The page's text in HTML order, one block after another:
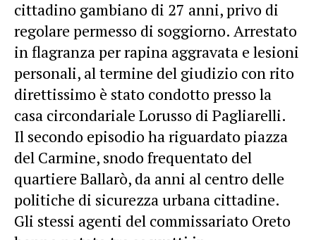
cittadino gambiano di 27 anni, privo di
regolare permesso di soggiorno. Arrestato
in flagranza per rapina aggravata e lesioni
personali, al termine del giudizio con rito
direttissimo è stato condotto presso la
casa circondariale Lorusso di Pagliarelli.
Il secondo episodio ha riguardato piazza
del Carmine, snodo frequentato del
quartiere Ballarò, da anni al centro delle
politiche di sicurezza urbana cittadine.
Gli stessi agenti del commissariato Oreto